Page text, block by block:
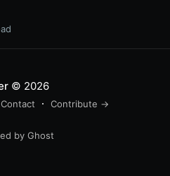
una nueva vida. Más allá de
comer mejor, nutrir
© 2026
Contact Contribute →
by Ghost